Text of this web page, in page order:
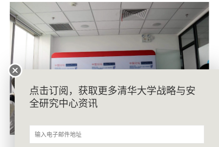
点击订阅，获取更多清华大学战略与安
全研究中心资讯